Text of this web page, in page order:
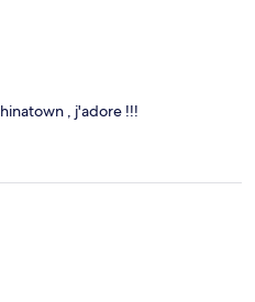
, j'adore !!!